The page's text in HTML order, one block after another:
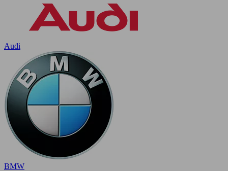
Audi
BMW